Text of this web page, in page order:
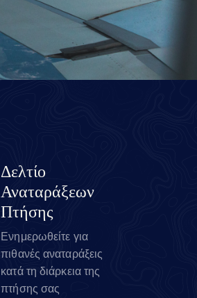
Δελτίο
Αναταράξεων
Πτήσης
Ενημερωθείτε για
πιθανές αναταράξεις
κατά τη διάρκεια της
πτήσης σας